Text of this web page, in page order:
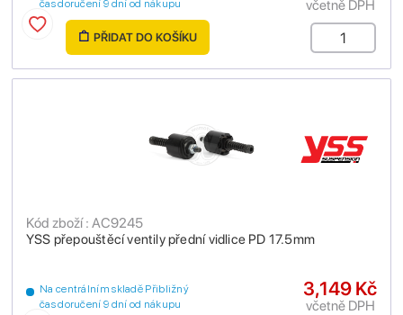
čas doručení 9 dní od nákupu
včetně DPH
PŘIDAT DO KOŠÍKU
YSS přepouštěcí ventily přední vidlice PD 17.5mm
Kód zboží : AC9245
Na centrálním skladě Přibližný
čas doručení 9 dní od nákupu
3,149 Kč
včetně DPH